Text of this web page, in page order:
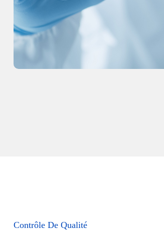
Contrôle De Qualité